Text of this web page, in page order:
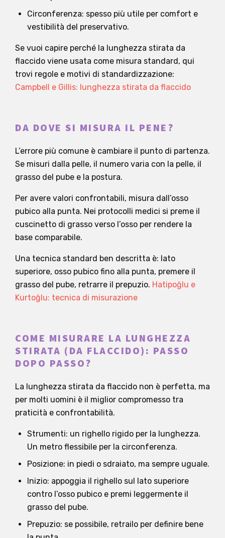
Circonferenza: spesso più utile per comfort e
vestibilità del preservativo.
Se vuoi capire perché la lunghezza stirata da
flaccido viene usata come misura standard, qui
trovi regole e motivi di standardizzazione:
Campbell e Gillis: lunghezza stirata da flaccido
DA DOVE SI MISURA IL PENE?
L’errore più comune è cambiare il punto di partenza.
Se misuri dalla pelle, il numero varia con la pelle, il
grasso del pube e la postura.
Per avere valori confrontabili, misura dall’osso
pubico alla punta. Nei protocolli medici si preme il
cuscinetto di grasso verso l’osso per rendere la
base comparabile.
Una tecnica standard ben descritta è: lato
superiore, osso pubico fino alla punta, premere il
grasso del pube, retrarre il prepuzio. Hatipoğlu e
Kurtoğlu: tecnica di misurazione
COME MISURARE LA LUNGHEZZA
STIRATA (DA FLACCIDO): PASSO
DOPO PASSO?
La lunghezza stirata da flaccido non è perfetta, ma
per molti uomini è il miglior compromesso tra
praticità e confrontabilità.
Strumenti: un righello rigido per la lunghezza.
Un metro flessibile per la circonferenza.
Posizione: in piedi o sdraiato, ma sempre uguale.
Inizio: appoggia il righello sul lato superiore
contro l’osso pubico e premi leggermente il
grasso del pube.
Prepuzio: se possibile, retrailo per definire bene